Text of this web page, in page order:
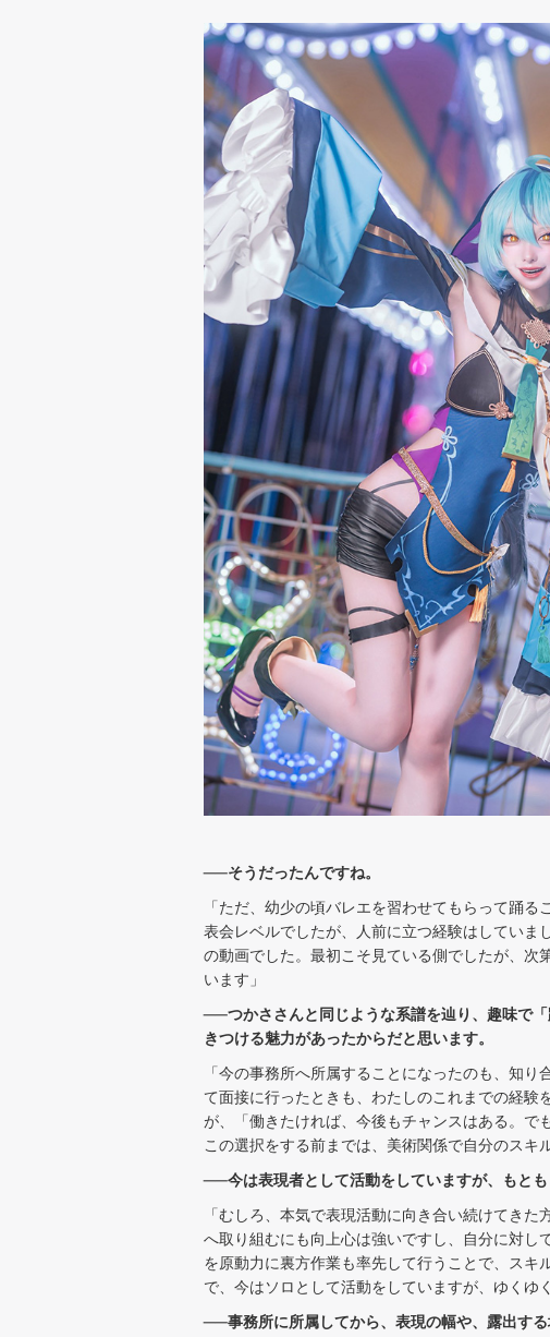
──そうだったんですね。
「ただ、幼少の頃バレエを習わせてもらって踊
表会レベルでしたが、人前に立つ経験はしていま
の動画でした。最初こそ見ている側でしたが、次
います」
──つかささんと同じような系譜を辿り、趣味で
きつける魅力があったからだと思います。
「今の事務所へ所属することになったのも、知
て面接に行ったときも、わたしのこれまでの経
が、「働きたければ、今後もチャンスはある。で
この選択をする前までは、美術関係で自分のスキ
──今は表現者として活動をしていますが、もと
「むしろ、本気で表現活動に向き合い続けてき
へ取り組むにも向上心は強いですし、自分に対し
を原動力に裏方作業も率先して行うことで、ス
で、今はソロとして活動をしていますが、ゆくゆ
──事務所に所属してから、表現の幅や、露出する